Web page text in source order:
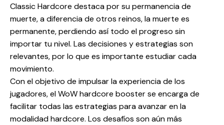
Classic Hardcore destaca por su permanencia de
muerte, a diferencia de otros reinos, la muerte es
permanente, perdiendo así todo el progreso sin
importar tu nivel. Las decisiones y estrategias son
relevantes, por lo que es importante estudiar cada
movimiento.
Con el objetivo de impulsar la experiencia de los
jugadores, el WoW hardcore booster se encarga de
facilitar todas las estrategias para avanzar en la
modalidad hardcore. Los desafíos son aún más